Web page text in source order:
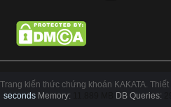
Trang kiến thức chứng khoán KAKATA. Thiết
seconds Memory: DB Queries: